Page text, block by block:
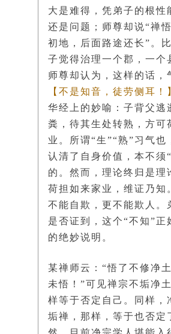
大是难得，凭弟子的根性
还是问题；师尊却说“禅
初地，后面路途还长”。
子觉得治理一个郡，一个
师尊却认为，这样的话，
【不是知音，徒劳侧耳！
华经上的妙喻：子背父逃
粪，待其生处转熟，方可
业。所谓“生”“熟”习气也
认清了自身价值，本不须
的。然而，理论终归是理
荷担如来家业，维证乃知
不能自欺，更不能欺人。
是否证到，这个“不知”正
的绝妙说明。
某禅师云：“悟了不修净
未悟！”可见禅宗不垢净
样等于否定自己。同样，
垢禅，那样，等于也否定